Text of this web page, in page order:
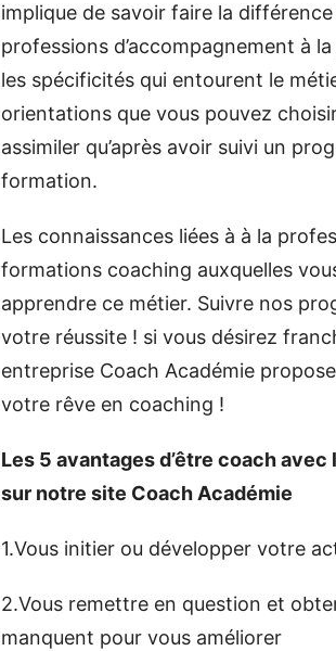
implique de savoir faire la
professions d’accompagnement à
les spécificités qui entourent le
orientations que vous pouvez
assimiler qu’après avoir suivi un
formation.
Les connaissances liées à à la
formations coaching auxquelles
apprendre ce métier. Suivre nos
votre réussite ! si vous désirez
entreprise Coach Académie
votre rêve en coaching !
Les 5 avantages d’être coach
sur notre site Coach Académie
1.Vous initier ou développer votre
2.Vous remettre en question et
manquent pour vous améliorer